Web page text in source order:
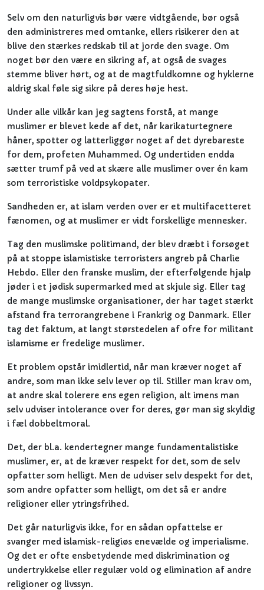
Selv om den naturligvis bør være vidtgående, bør også
den administreres med omtanke, ellers risikerer den at
blive den stærkes redskab til at jorde den svage. Om
noget bør den være en sikring af, at også de svages
stemme bliver hørt, og at de magtfuldkomne og hyklerne
aldrig skal føle sig sikre på deres høje hest.
Under alle vilkår kan jeg sagtens forstå, at mange
muslimer er blevet kede af det, når karikaturtegnere
håner, spotter og latterliggør noget af det dyrebareste
for dem, profeten Muhammed. Og undertiden endda
sætter trumf på ved at skære alle muslimer over én kam
som terroristiske voldpsykopater.
Sandheden er, at islam verden over er et multifacetteret
fænomen, og at muslimer er vidt forskellige mennesker.
Tag den muslimske politimand, der blev dræbt i forsøget
på at stoppe islamistiske terroristers angreb på Charlie
Hebdo. Eller den franske muslim, der efterfølgende hjalp
jøder i et jødisk supermarked med at skjule sig. Eller tag
de mange muslimske organisationer, der har taget stærkt
afstand fra terrorangrebene i Frankrig og Danmark. Eller
tag det faktum, at langt størstedelen af ofre for militant
islamisme er fredelige muslimer.
Et problem opstår imidlertid, når man kræver noget af
andre, som man ikke selv lever op til. Stiller man krav om,
at andre skal tolerere ens egen religion, alt imens man
selv udviser intolerance over for deres, gør man sig skyldig
i fæl dobbeltmoral.
Det, der bl.a. kendertegner mange fundamentalistiske
muslimer, er, at de kræver respekt for det, som de selv
opfatter som helligt. Men de udviser selv despekt for det,
som andre opfatter som helligt, om det så er andre
religioner eller ytringsfrihed.
Det går naturligvis ikke, for en sådan opfattelse er
svanger med islamisk-religiøs enevælde og imperialisme.
Og det er ofte ensbetydende med diskrimination og
undertrykkelse eller regulær vold og elimination af andre
religioner og livssyn.